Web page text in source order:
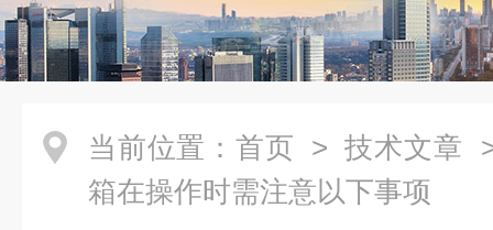
当前位置： 首页 > 技术文章
箱在操作时需注意以下事项